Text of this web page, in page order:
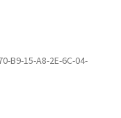
B9-15-A8-2E-6C-04-